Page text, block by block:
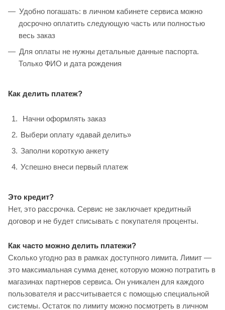
Удобно погашать: в личном кабинете сервиса можно
досрочно оплатить следующую часть или полностью
весь заказ
Для оплаты не нужны детальные данные паспорта.
Только ФИО и дата рождения
Как делить платеж?
Начни оформлять заказ
Выбери оплату «давай делить»
Заполни короткую анкету
Успешно внеси первый платеж
Это кредит?
Нет, это рассрочка. Сервис не заключает кредитный
договор и не будет списывать с покупателя проценты.
Как часто можно делить платежи?
Сколько угодно раз в рамках доступного лимита. Лимит —
это максимальная сумма денег, которую можно потратить в
магазинах партнеров сервиса. Он уникален для каждого
пользователя и рассчитывается с помощью специальной
системы. Остаток по лимиту можно посмотреть в личном